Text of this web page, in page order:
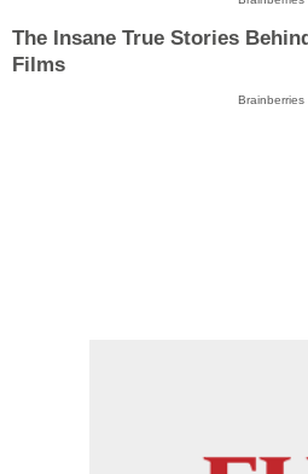
The Insane True Stories
Films
Brainberries